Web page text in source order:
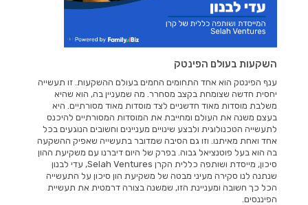
השקעות בעולם הפינטק
ענף הפינטק הוא אחד התחומים החמים בעולם ההשקעות. זו תעשייה
יחסית חדשה שצומחת בקצב מסחרר. מה שמעניין בה, הוא שהיא
משלבת מוסדות מאוד חדשניים לצד מוסדות מאוד מסורתיים. היא
בעצם משנה את העולם ומחייבת את המוסדות המסורתיים להיכנס
לתעשייה הטכנולוגית ולבצע שינויים מעניינים וחשובים הנוגעים בכל
אחד ואחת מאיתנו. וזו גם הסיבה שמדובר בתעשייה שאפיק ההשקעה
בה הוא בעל פוטנציאל גבוה. בפרק של היום דיברנו עם משקיעת ההון
סיכון, מייסדת ושותפה כללית הקרן Selah Ventures, עדי לבנון
שנתנה לנו סקירה מעיני מבטה של משקיעת הון סיכון על התעשייה
הכל כך חשובה ומעניינת הזו, שמשנה בצורה דרמטית את תעשיית
הפיננסים.